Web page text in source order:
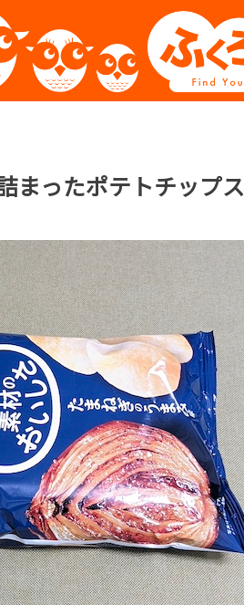
まったポテトチップス